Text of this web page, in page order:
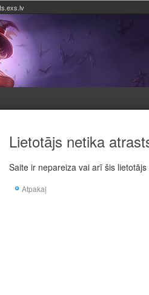
ts.exs.lv
Lietotājs netika
Saite ir nepareiza vai arī šis
Atpakaļ